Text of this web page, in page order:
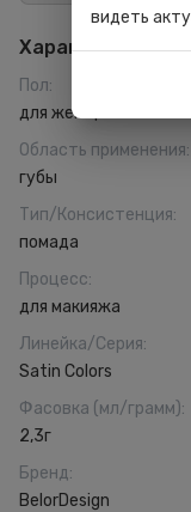
Характеристики
Пол:
для женщин
Область применения:
губы
Тип/Консистенция:
помада
Процесс:
для макияжа
Линейка/Серия:
Satin Colors
Фасовка (мл/грамм):
2,3г
Бренд:
BelorDesign
видеть